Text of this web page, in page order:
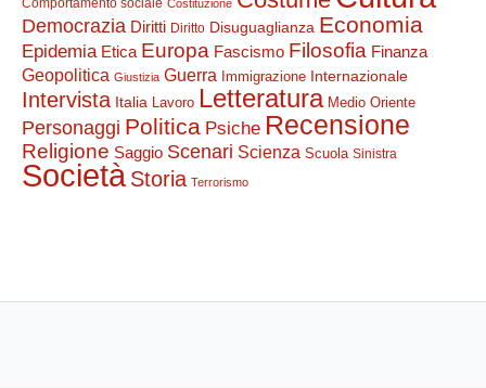
Comportamento sociale Costituzione
Democrazia Diritti Diritto Disuguaglianza Economia
Epidemia Etica Europa Fascismo Filosofia Finanza
Geopolitica Giustizia Guerra Immigrazione Internazionale
Intervista Italia Lavoro Letteratura Medio Oriente
Personaggi Politica Psiche Recensione
Religione Saggio Scenari Scienza Scuola Sinistra
Società Storia Terrorismo